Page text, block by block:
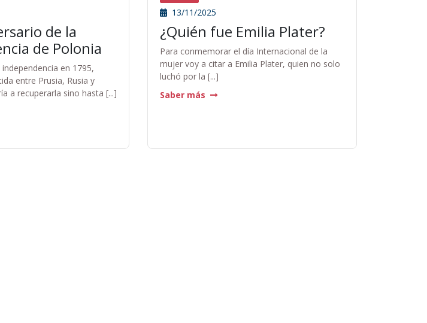
de la
de Polonia
en 1795,
entre Prusia, Rusia y
a recuperarla sino hasta [...]
13/11/2025
¿Quién fue Emilia Plater?
Para conmemorar el día Internacional de la
mujer voy a citar a Emilia Plater, quien no solo
luchó por la [...]
Saber más